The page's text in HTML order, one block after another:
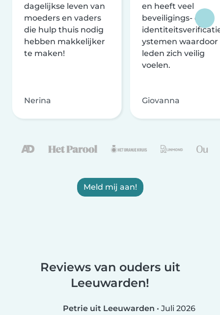
dagelijkse leven van
moeders en vaders
die hulp thuis nodig
hebben makkelijker
te maken!
Nerina
en heeft veel
beveiligings- en
ystemen waardoor
leden zich veilig
voelen.
Giovanna
Meld mij aan!
Reviews van ouders uit
Leeuwarden!
Petrie uit Leeuwarden • Juli 2026